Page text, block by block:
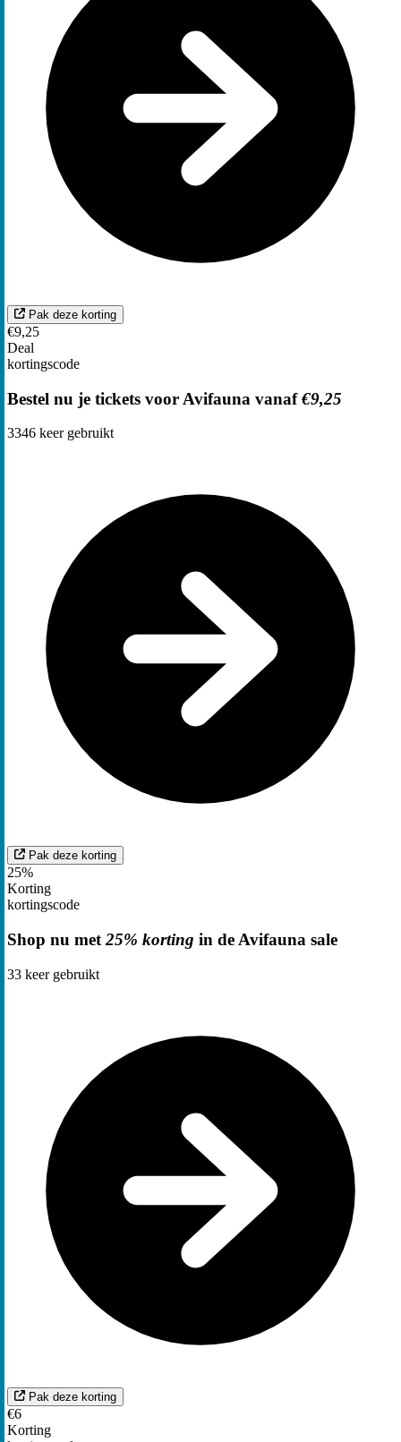
Pak deze korting
€9,25
Deal
kortingscode
Bestel nu je tickets voor Avifauna vanaf€9,25
3346 keer gebruikt
Pak deze korting
25%
Korting
kortingscode
Shop nu met 25% korting in de Avifauna sale
33 keer gebruikt
Pak deze korting
€6
Korting